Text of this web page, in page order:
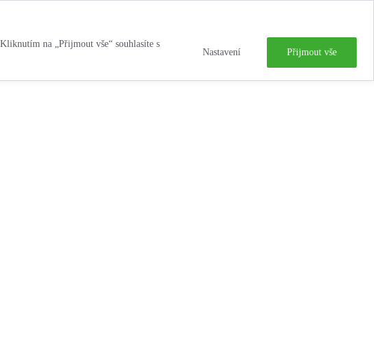
na „Přijmout vše“ souhlasíte s
Nastavení Přijmout vše